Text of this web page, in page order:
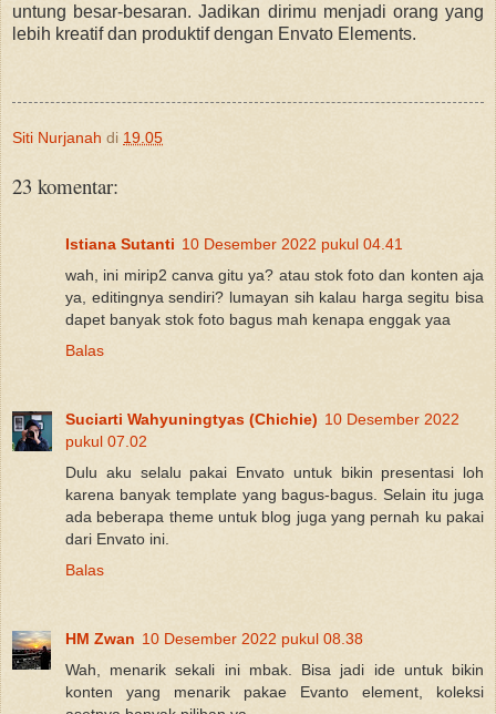
untung besar-besaran. Jadikan dirimu menjadi orang yang
lebih kreatif dan produktif dengan Envato Elements.
Siti Nurjanah di 19.05
23 komentar:
Istiana Sutanti 10 Desember 2022 pukul 04.41
wah, ini mirip2 canva gitu ya? atau stok foto dan konten aja
ya, editingnya sendiri? lumayan sih kalau harga segitu bisa
dapet banyak stok foto bagus mah kenapa enggak yaa
Balas
Suciarti Wahyuningtyas (Chichie) 10 Desember 2022
pukul 07.02
Dulu aku selalu pakai Envato untuk bikin presentasi loh
karena banyak template yang bagus-bagus. Selain itu juga
ada beberapa theme untuk blog juga yang pernah ku pakai
dari Envato ini.
Balas
HM Zwan 10 Desember 2022 pukul 08.38
Wah, menarik sekali ini mbak. Bisa jadi ide untuk bikin
konten yang menarik pakae Evanto element, koleksi